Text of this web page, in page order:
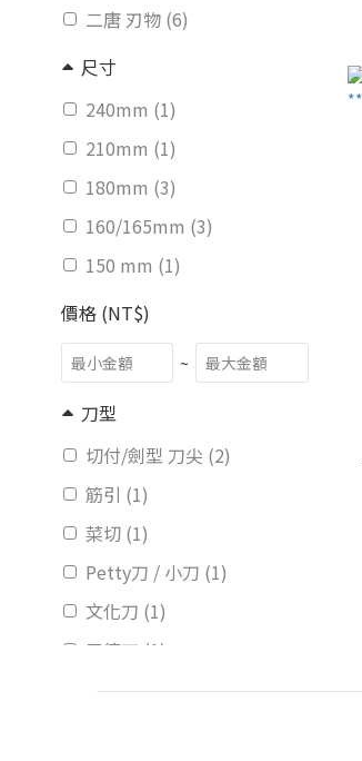
二唐 刃物 (6)
尺寸
240mm (1)
210mm (1)
180mm (3)
160/165mm (3)
150 mm (1)
價格 (NT$)
~
刀型
切付/劍型 刀尖 (2)
筋引 (1)
菜切 (1)
Petty刀 / 小刀 (1)
文化刀 (1)
三德刀 (1)
牛刀 (1)